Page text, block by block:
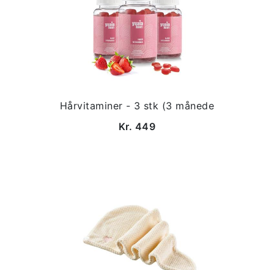
Hårvitaminer - 3 stk (3 månede
Kr. 449